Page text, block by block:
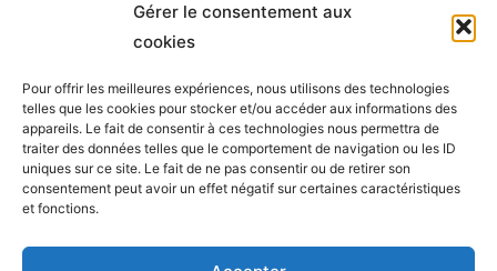
Gérer le consentement aux
cookies
Pour offrir les meilleures expériences, nous utilisons des technologies
telles que les cookies pour stocker et/ou accéder aux informations des
appareils. Le fait de consentir à ces technologies nous permettra de
traiter des données telles que le comportement de navigation ou les ID
uniques sur ce site. Le fait de ne pas consentir ou de retirer son
consentement peut avoir un effet négatif sur certaines caractéristiques
et fonctions.
« Sur les pas du Padre Pio » est un apostolat de laïcs
catholiques, sans lien avec un quelconque sanctuaire ou